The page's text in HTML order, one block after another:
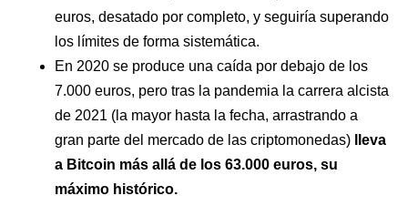
euros, desatado por completo, y seguiría superando
los límites de forma sistemática.
En 2020 se produce una caída por debajo de los
7.000 euros, pero tras la pandemia la carrera alcista
de 2021 (la mayor hasta la fecha, arrastrando a
gran parte del mercado de las criptomonedas)
lleva
a Bitcoin más allá de los 63.000 euros, su
máximo histórico.